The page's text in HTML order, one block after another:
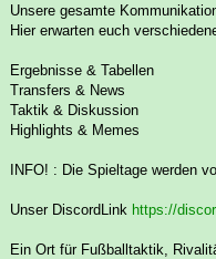
Unsere gesamte
Hier erwarten euch
Ergebnisse & Tabellen
Transfers & News
Taktik & Diskussion
Highlights & Memes
INFO! : Die Spieltage werden
Unser DiscordLink https://
Ein Ort für Fußballtaktik,